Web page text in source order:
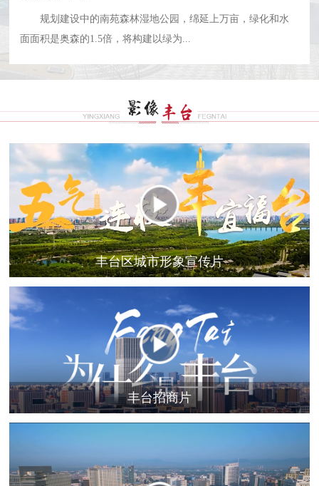
规划建设中的南苑森林湿地公园，绵延上万亩，绿化和水
面面积是奥森的1.5倍，将构建以绿为...
丰台区城市形象宣传片
丰台招商片